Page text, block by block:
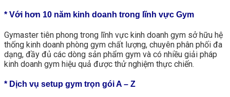
* Với hơn 10 năm kinh doanh trong lĩnh vực Gym
Gymaster tiên phong trong lĩnh vực kinh doanh gym sở hữu hệ
thống kinh doanh phòng gym chất lượng, chuyên phân phối đa
dạng, đầy đủ các dòng sản phẩm gym và có nhiều giải pháp
kinh doanh gym hiệu quả được thử nghiệm thực chiến.
* Dịch vụ setup gym trọn gói A – Z